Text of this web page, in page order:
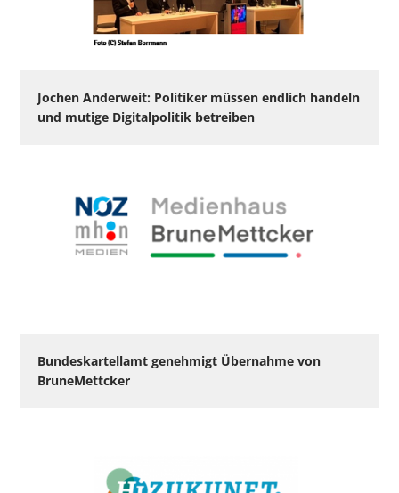
Jochen Anderweit: Politiker müssen endlich handeln
und mutige Digitalpolitik betreiben
Bundeskartellamt genehmigt Übernahme von
BruneMettcker